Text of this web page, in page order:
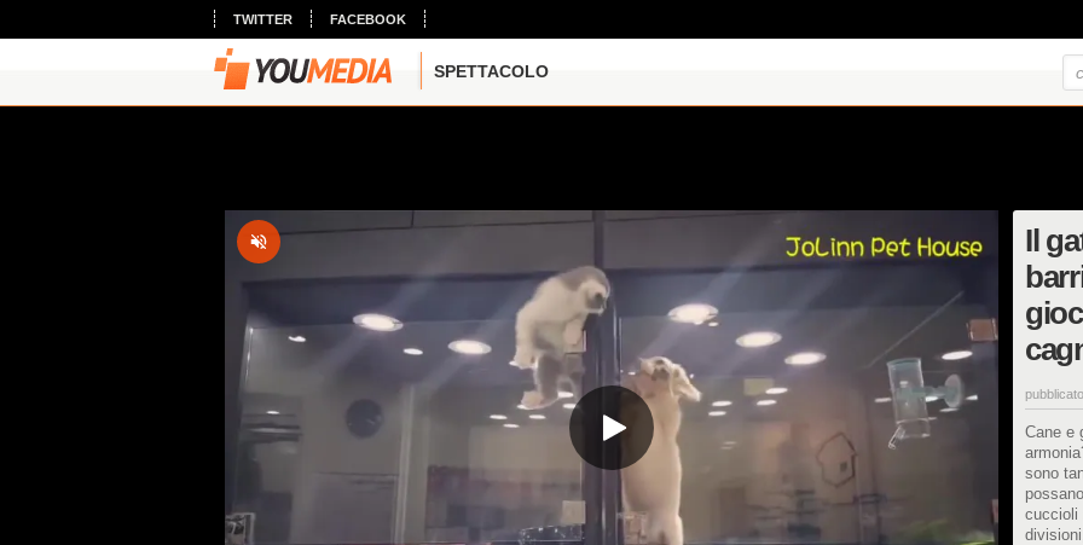
TWITTER FACEBOOK
SPETTACOLO
Il
Cane e
sono
cuccioli